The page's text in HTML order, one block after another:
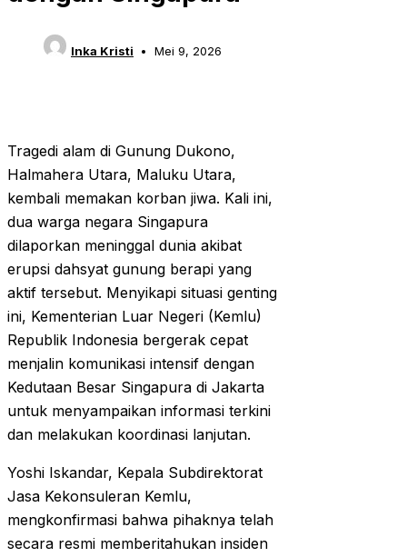
Inka Kristi Mei 9, 2026
Tragedi alam di Gunung Dukono,
Halmahera Utara, Maluku Utara,
kembali memakan korban jiwa. Kali ini,
dua warga negara Singapura
dilaporkan meninggal dunia akibat
erupsi dahsyat gunung berapi yang
aktif tersebut. Menyikapi situasi genting
ini, Kementerian Luar Negeri (Kemlu)
Republik Indonesia bergerak cepat
menjalin komunikasi intensif dengan
Kedutaan Besar Singapura di Jakarta
untuk menyampaikan informasi terkini
dan melakukan koordinasi lanjutan.
Yoshi Iskandar, Kepala Subdirektorat
Jasa Kekonsuleran Kemlu,
mengkonfirmasi bahwa pihaknya telah
secara resmi memberitahukan insiden